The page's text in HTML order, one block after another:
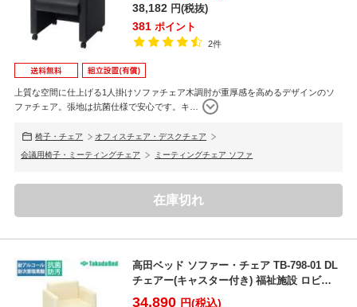
38,182 円(税抜)
381 ポイント
2件
上質な空間に仕上げる1人掛けソファチェア木調肘が重厚感を高めるデザインのソ
ファチェア。張地は抗菌仕様で安心です。キ
椅子・チェア オフィスチェア・デスクチェア
会議用椅子・ミーティングチェア ミーティングチェア ソファ
在庫切れ
高田ベッド ソファー・チェア TB-798-01 DL
チェアー(キャスター付き) 福祉施設 ロビ
ー/...
34,890 円(税込)